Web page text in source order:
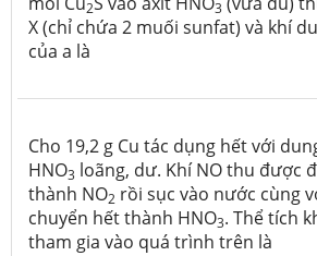
2 3
X (chỉ chứa 2 muối sunfat) và khí
của a là
Cho 19,2 g Cu tác dụng hết với
HNO3 loãng, dư. Khí NO thu được
thành NO2 rồi sục vào nước cùng
chuyển hết thành HNO3. Thể tích
tham gia vào quá trình trên là